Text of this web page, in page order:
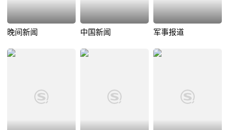
晚间新闻 中国新闻 军事报道